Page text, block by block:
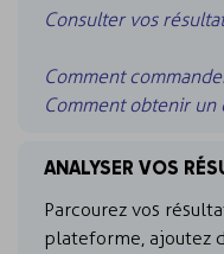
Consulter vos
Comment
Comment obtenir un
ANALYSER VOS
Parcourez vos
plateforme, ajoutez